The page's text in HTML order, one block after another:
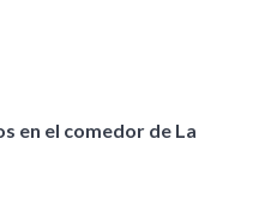
en el comedor de La